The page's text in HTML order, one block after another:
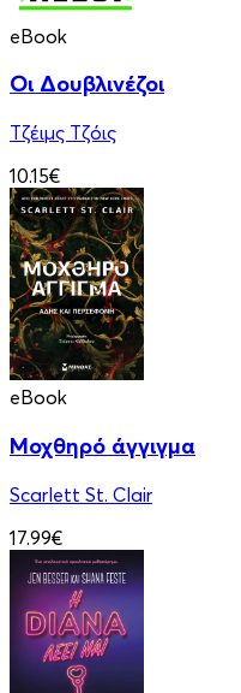
eBook
Οι Δουβλινέζοι
Τζέιμς Τζόις
10.15€
eBook
Μοχθηρό άγγιγμα
Scarlett St. Clair
17.99€